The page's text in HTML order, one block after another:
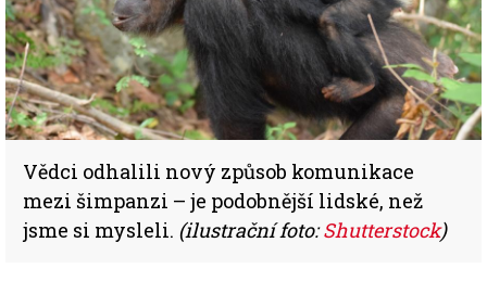
Vědci odhalili nový způsob komunikace
mezi šimpanzi – je podobnější lidské, než
jsme si mysleli. (ilustrační foto:Shutterstock)